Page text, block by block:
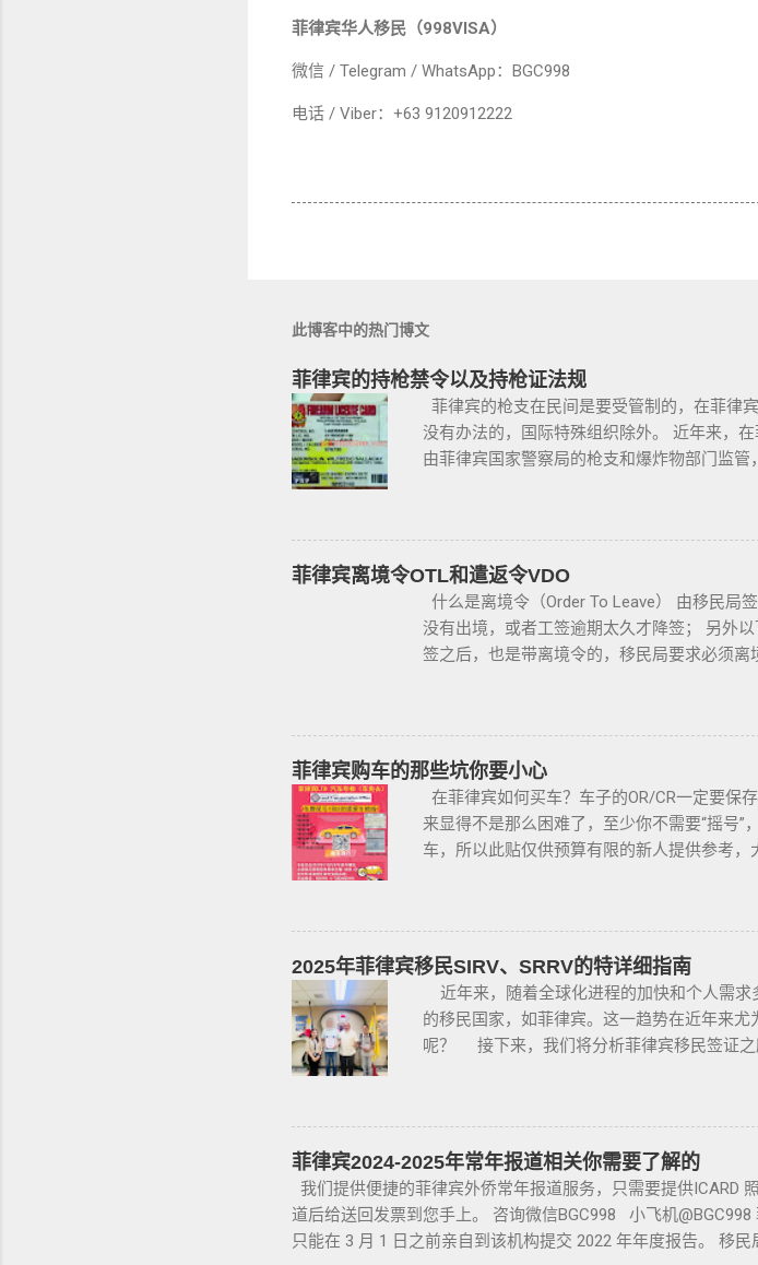
菲律宾华人移民（998VISA）
微信 / Telegram / WhatsApp：BGC998
电话 / Viber：+63 9120912222
此博客中的热门博文
菲律宾的持枪禁令以及持枪证法规
菲律宾的枪支在民间是要受管制的，在菲律
没有办法的，国际特殊组织除外。 近年来，
由菲律宾国家警察局的枪支和爆炸物部门监
且通过背景调查，才能获得持有执照。 申请
国家警察许可丶参加菲律宾国家警察（PNP
政府管理 根据菲律宾的相关法律，一些行业
有资质的媒体从业人员丶出纳丶银行柜员丶
丶护士丶工程师等，可以在自家外持有小型
下，或者由于职业丶专业或商业性质而处于
存在较高风险成为犯罪分子目标的商人，也
和心理测试，还须没有任何犯罪记录或任何
果非法持有无牌枪支且被定罪的话，将面临至
止公民携带枪支进入公共场合的禁令，即使
要求枪支持有者，每两年更新一次执照，并
支。 续期申请，需要在该许可证期满之日前
获得携带许可证（PTC），在公众场合携带
支枪 类别 2 -最多拥有5支枪 类别 3 -最多拥
菲律宾离境令OTL和遣返令VDO
什么是离境令（Order To Leave） 由移民局
没有出境，或者工签逾期太久才降签； 另外
签之后，也是带离境令的，移民局要求必须离
@BGC998 Whats app：+63 912-0912-222
咨询项目，菲律宾MAKATI 实体公司，客户
办公室提交办理业务。 什么是遣返令VDO（
返，情节比较严重。例如19-20年，很多客户
不受欢迎的人”做完遣返以后会直接进黑名单
签的旅客，如果没有提前在移民局处理，出
入境的客户必须要做遣返才能出境。 3. 在菲
做遣返。 4. 在海关出境被扣了护照的，大部
单吗？ 但凡做了遣返都是黑名单。遣返的流
年开始大量的中国人出境被扣护照，被扣护
入境 如果您已经被遣返回去了，并且还想再
个周期15个工作日，洗好了以后再入境不会
菲律宾购车的那些坑你要小心
在菲律宾如何买车？车子的OR/CR一定要保
来显得不是那么困难了，至少你不需要“摇号
车，所以此贴仅供预算有限的新人提供参考，
详细说明了，中国人卖的车很多调表 很多有
要多渠道比价，多维度评估，最后找出性价
一定要试驾，检查卖车人和 和你交易的是不
行再把车卖给你，所以有几个细节你要注意了
主要核查合同上的CR/OR 车架号、发动机号
你，每一个ID旁边都要有车主的签名； 2、第
你要核对签字是否一致，如果可以尽量多要一
原件，原件一定是原件拿到手里，保险单也
英语都不太好，贴牌的车牌号和临时车牌的车
你忌讳的号码； 5、车钥匙一般是2-三把，2
手册 保修单等 此时你手里应该有两份合同、
OR/CR可以复印两张放到车里备用 ； 想了解
2025年菲律宾移民SIRV、SRRV的特详细指南
近年来，随着全球化进程的加快和个人需求
的移民国家，如菲律宾。这一趋势在近年来
呢？ 接下来，我们将分析菲律宾移民签证之
有繁琐的移民监限制，为申请者提供了极
SRRV（退休移民签证）和SIRV（投资移民
国国籍，它只是为申请者提供了一个额外的
利与权益，而且申请者的原有国籍与原有
SRRV（SpecialResidentRetiree'sVisa）是菲
并在菲律宾永居。 申请条件一般分为两种
人的年龄需在50岁以上：一家三口存款2万
菲律宾2024-2025年常年报道相关你需要了解的
我们提供便捷的菲律宾外侨常年报道服务，只需要提供ICARD
道后给送回发票到您手上。 咨询微信BGC998 小飞机
只能在 3 月 1 日之前亲自到该机构提交 2022 年年度报告。 移